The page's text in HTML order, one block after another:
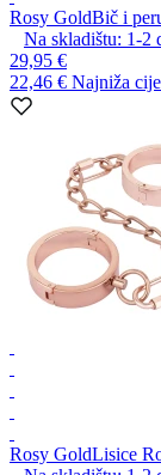
Rosy GoldBič i
Na skladištu: 1-2
29,95 €
22,46 € Najniža
Rosy GoldLisice